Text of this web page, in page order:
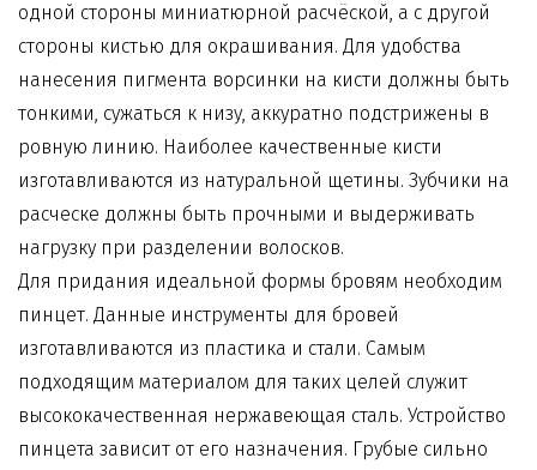
одной стороны миниатюрной расчёской, а с другой
стороны кистью для окрашивания. Для удобства
нанесения пигмента ворсинки на кисти должны быть
тонкими, сужаться к низу, аккуратно подстрижены в
ровную линию. Наиболее качественные кисти
изготавливаются из натуральной щетины. Зубчики на
расческе должны быть прочными и выдерживать
нагрузку при разделении волосков.
Для придания идеальной формы бровям необходим
пинцет. Данные инструменты для бровей
изготавливаются из пластика и стали. Самым
подходящим материалом для таких целей служит
высококачественная нержавеющая сталь. Устройство
пинцета зависит от его назначения. Грубые сильно